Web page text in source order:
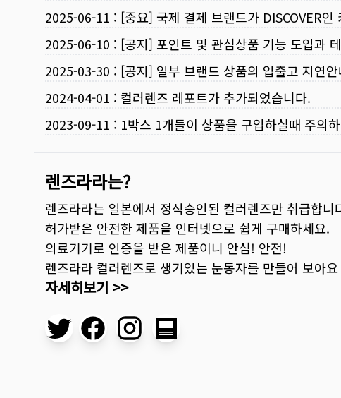
2025-06-11 : [중요] 국제 결제 브랜드가 DISCOVER
2025-06-10 : [공지] 포인트 및 관심상품 기능 도입과
2025-03-30 : [공지] 일부 브랜드 상품의 입출고 지연
2024-04-01 : 컬러렌즈 레포트가 추가되었습니다.
2023-09-11 : 1박스 1개들이 상품을 구입하실때 주의
렌즈라라는?
렌즈라라는 일본에서 정식승인된 컬러렌즈만 취급합니
허가받은 안전한 제품을 인터넷으로 쉽게 구매하세요.
의료기기로 인증을 받은 제품이니 안심! 안전!
렌즈라라 컬러렌즈로 생기있는 눈동자를 만들어 보아요
자세히보기 >>